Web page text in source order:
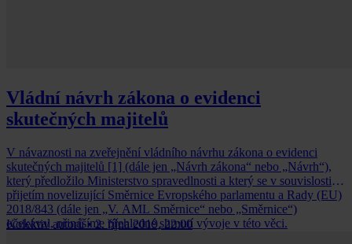
Vládní návrh zákona o evidenci
skutečných majitelů
V návaznosti na zveřejnění vládního návrhu zákona o evidenci
skutečných majitelů [1] (dále jen „Návrh zákona“ nebo „Návrh“),
který předložilo Ministerstvo spravedlnosti a který se v souvislosti s
přijetím novelizující Směrnice Evropského parlamentu a Rady (EU)
2018/843 (dále jen „V. AML Směrnice“ nebo „Směrnice“)
očekával, přinášíme přehledné shrnutí vývoje v této věci.
Kolektiv autorů • 2. října 2019, 22:00